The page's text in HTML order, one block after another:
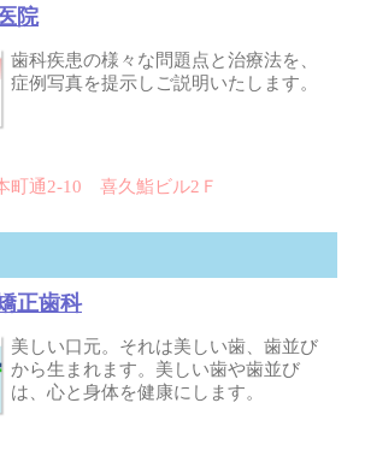
院
歯科疾患の様々な問題点と治療法を、
症例写真を提示しご説明いたします。
町通2-10 喜久鮨ビル2Ｆ
正歯科
美しい口元。それは美しい歯、歯並び
から生まれます。美しい歯や歯並び
は、心と身体を健康にします。